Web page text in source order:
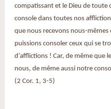
compatissant et le Dieu de toute
console dans toutes nos
que nous recevons nous-mêmes
puissions consoler ceux qui se
d’afflictions ! Car, de même que
nous, de même aussi notre
(2 Cor. 1, 3-5)